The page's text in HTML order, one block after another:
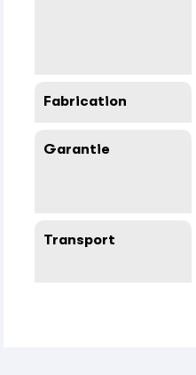
Fabrication
Garantie
Transport